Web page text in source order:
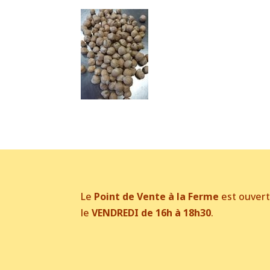
Le Point de Vente à la Ferme est ouvert
leVENDREDI de 16h à 18h30.